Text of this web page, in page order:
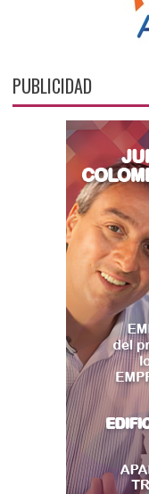
PUBLICIDAD